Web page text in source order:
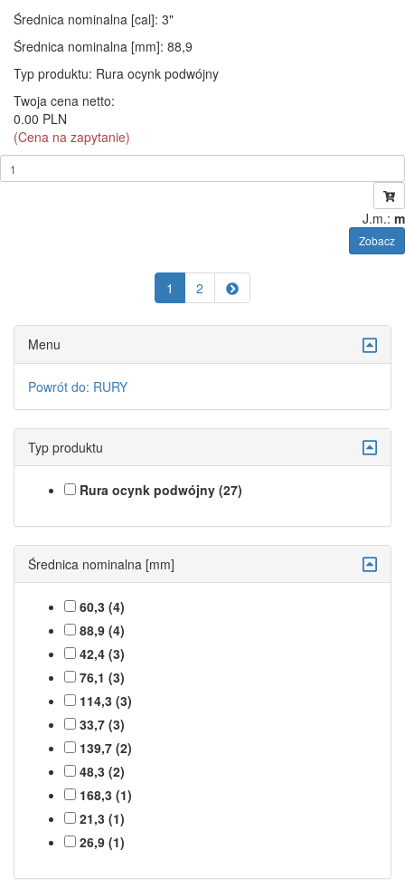
Średnica nominalna [cal]: 3"
Średnica nominalna [mm]: 88,9
Typ produktu: Rura ocynk podwójny
Twoja cena netto:
0.00 PLN
(Cena na zapytanie)
J.m.: m
Zobacz
1 2
Menu
Powrót do: RURY
Typ produktu
Rura ocynk podwójny (27)
Średnica nominalna [mm]
60,3 (4)
88,9 (4)
42,4 (3)
76,1 (3)
114,3 (3)
33,7 (3)
139,7 (2)
48,3 (2)
168,3 (1)
21,3 (1)
26,9 (1)